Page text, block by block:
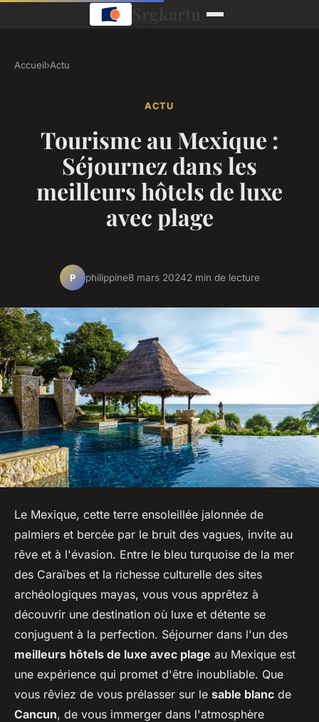
Accueil›Actu
ACTU
Tourisme au Mexique :
Séjournez dans les
meilleurs hôtels de luxe
avec plage
P philippine8 mars 20242 min de lecture
Le Mexique, cette terre ensoleillée jalonnée de
palmiers et bercée par le bruit des vagues, invite au
rêve et à l'évasion. Entre le bleu turquoise de la mer
des Caraïbes et la richesse culturelle des sites
archéologiques mayas, vous vous apprêtez à
découvrir une destination où luxe et détente se
conjuguent à la perfection. Séjourner dans l'un des
meilleurs hôtels de luxe avec plage au Mexique est
une expérience qui promet d'être inoubliable. Que
vous rêviez de vous prélasser sur le sable blanc de
Cancun, de vous immerger dans l'atmosphère